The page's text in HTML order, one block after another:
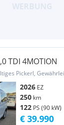
TDI 4MOTION
Pickerl,
2026 EZ
250 km
122 PS (90 kW)
€ 39.990